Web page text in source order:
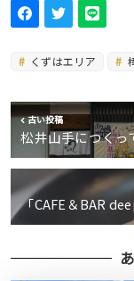
くずはエリア
古い投稿
松井山手につく
「CAFE＆BAR